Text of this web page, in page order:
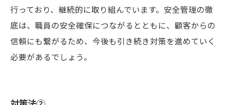
行っており、継続的に取り組んでいます。安全管理の徹
底は、職員の安全確保につながるとともに、顧客からの
信頼にも繋がるため、今後も引き続き対策を進めていく
必要があるでしょう。